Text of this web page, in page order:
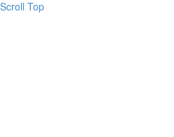
Scroll Top